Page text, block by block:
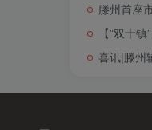
滕州首座
【”双十
喜讯|滕州